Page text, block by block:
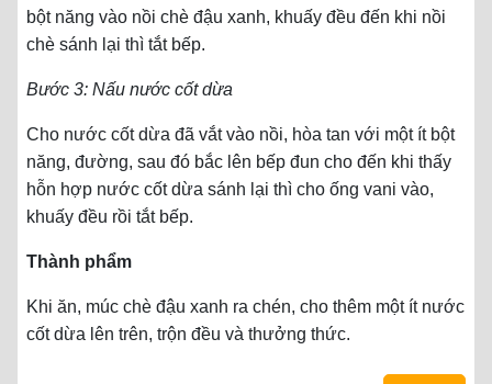
bột năng vào nồi chè đậu xanh, khuấy đều đến khi nồi
chè sánh lại thì tắt bếp.
Bước 3: Nấu nước cốt dừa
Cho nước cốt dừa đã vắt vào nồi, hòa tan với một ít bột
năng, đường, sau đó bắc lên bếp đun cho đến khi thấy
hỗn hợp nước cốt dừa sánh lại thì cho ống vani vào,
khuấy đều rồi tắt bếp.
Thành phẩm
Khi ăn, múc chè đậu xanh ra chén, cho thêm một ít nước
cốt dừa lên trên, trộn đều và thưởng thức.